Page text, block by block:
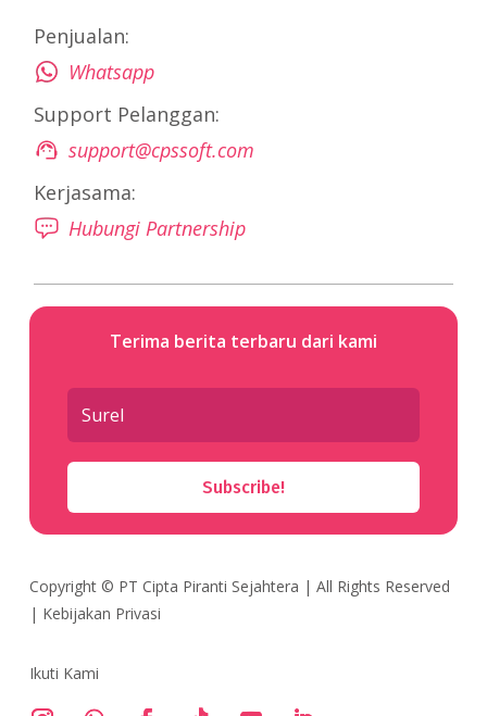
Penjualan:
Whatsapp
Support Pelanggan:
support@cpssoft.com
Kerjasama:
Hubungi Partnership
Terima berita terbaru dari kami
Subscribe!
Copyright © PT Cipta Piranti Sejahtera | All Rights Reserved
| Kebijakan Privasi
Ikuti Kami